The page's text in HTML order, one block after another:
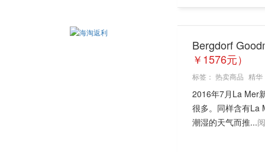
Bergdorf
￥1576元）
标签： 热卖商品 精华
2016年7月La Mer
很多。同样含有La
潮湿的天气而推...